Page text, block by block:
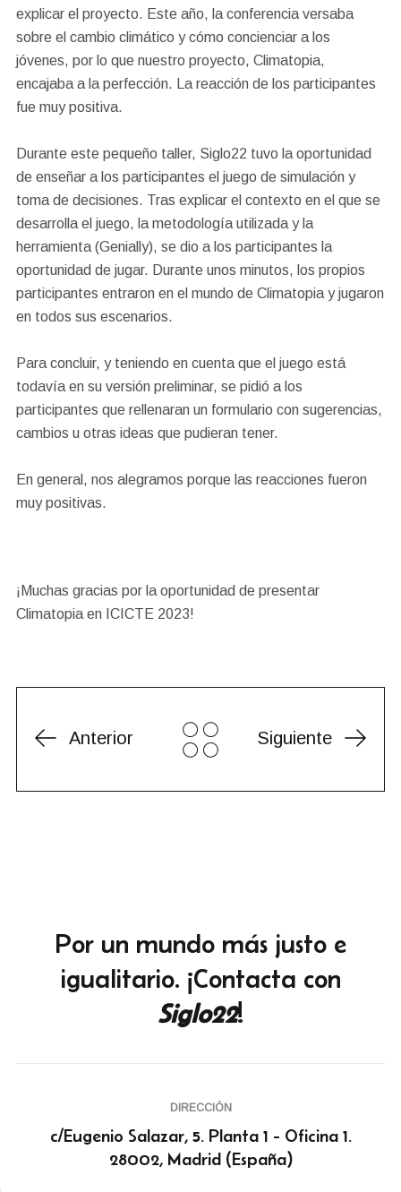
explicar el proyecto. Este año, la conferencia versaba
sobre el cambio climático y cómo concienciar a los
jóvenes, por lo que nuestro proyecto, Climatopia,
encajaba a la perfección. La reacción de los participantes
fue muy positiva.
Durante este pequeño taller, Siglo22 tuvo la oportunidad
de enseñar a los participantes el juego de simulación y
toma de decisiones. Tras explicar el contexto en el que se
desarrolla el juego, la metodología utilizada y la
herramienta (Genially), se dio a los participantes la
oportunidad de jugar. Durante unos minutos, los propios
participantes entraron en el mundo de Climatopia y jugaron
en todos sus escenarios.
Para concluir, y teniendo en cuenta que el juego está
todavía en su versión preliminar, se pidió a los
participantes que rellenaran un formulario con sugerencias,
cambios u otras ideas que pudieran tener.
En general, nos alegramos porque las reacciones fueron
muy positivas.
¡Muchas gracias por la oportunidad de presentar
Climatopia en ICICTE 2023!
Anterior Siguiente
Por un mundo más justo e
igualitario. ¡Contacta con
Siglo22!
DIRECCIÓN
c/Eugenio Salazar, 5. Planta 1 - Oficina 1.
28002, Madrid (España)